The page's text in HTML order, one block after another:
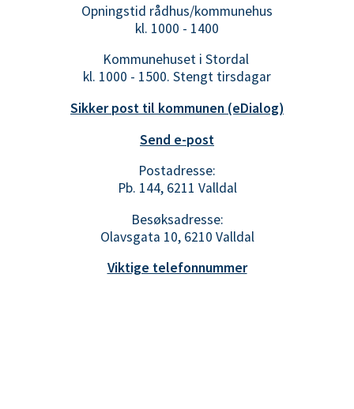
Opningstid rådhus/kommunehus
kl. 1000 - 1400
Kommunehuset i Stordal
kl. 1000 - 1500. Stengt tirsdagar
Sikker post til kommunen (eDialog)
Send e-post
Postadresse:
Pb. 144, 6211 Valldal
Besøksadresse:
Olavsgata 10, 6210 Valldal
Viktige telefonnummer